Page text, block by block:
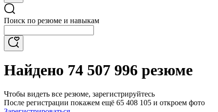
Поиск по резюме и навыкам
Найдено 74 507 996 резюме
Чтобы видеть все резюме, зарегистрируйтесь
После регистрации покажем ещё 65 408 105 и откроем фото